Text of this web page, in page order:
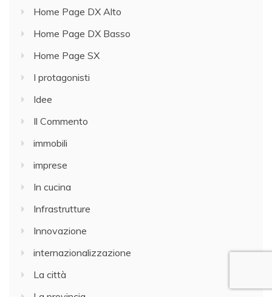
Home Page DX Alto
Home Page DX Basso
Home Page SX
I protagonisti
Idee
Il Commento
immobili
imprese
In cucina
Infrastrutture
Innovazione
internazionalizzazione
La città